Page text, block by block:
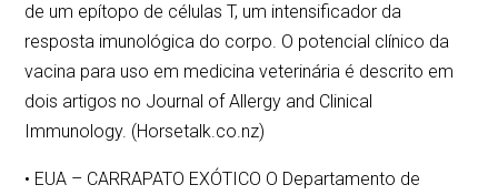
de um epítopo de células T, um intensificador da
resposta imunológica do corpo. O potencial clínico da
vacina para uso em medicina veterinária é descrito em
dois artigos no Journal of Allergy and Clinical
Immunology. (Horsetalk.co.nz)
• EUA – CARRAPATO EXÓTICO O Departamento de